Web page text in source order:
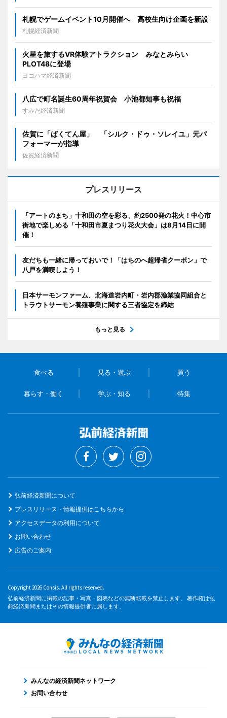
札幌でゲームイベント10月開催へ 高校生向け企画を新設
札幌経済新聞
火星を旅するVR体験アトラクション みなとみらい
PLOT48に登場
ヨコハマ経済新聞
八広で町名誕生60周年祝賀会 小池都知事も祝福
すみだ経済新聞
佐賀に「ばくてん屋」 「シルク・ドゥ・ソレイユ」元パ
フォーマーが指導
佐賀経済新聞
プレスリリース
「アートのまち」十和田の空を彩る、約2500発の花火！中心市
街地で楽しめる「十和田市夏まつり花火大会」は8月14日に開
催！
友だちも一緒に帰っておいで！「はちのへ超帰省クーポン」で
八戸を満喫しよう！
日本サーモンファーム、北海道岩内町・岩内郡漁業協同組合と
トラウトサーモン養殖事業に関する三者協定を締結
もっと見る
食べる 見る・遊ぶ 買う
暮らす・働く 学ぶ・知る 特集
弘前経済新聞について
プレスリリース・情報提供はこちらから
アクセスデータの利用について
お問い合わせ
広告のご案内
Copyright 2026 Consis. All rights reserved.
弘前経済新聞に掲載の記事・写真・図表などの無断転載を禁止します。 著作権は弘
前経済新聞またはその情報提供者に属します。
みんなの経済新聞ネットワーク
お問い合わせ